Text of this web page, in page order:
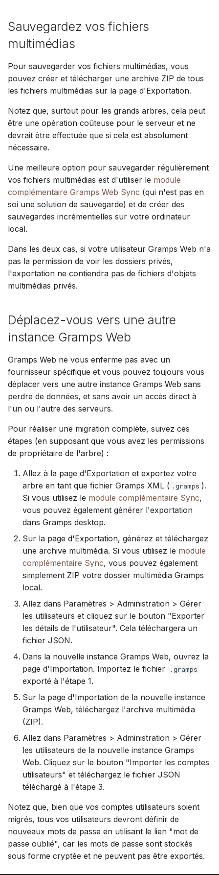
h
e
Sauvegardez vos fichiers
multimédias
Pour sauvegarder vos fichiers multimédias, vous
pouvez créer et télécharger une archive ZIP de tous
les fichiers multimédias sur la page d'Exportation.
Notez que, surtout pour les grands arbres, cela peut
être une opération coûteuse pour le serveur et ne
devrait être effectuée que si cela est absolument
nécessaire.
Une meilleure option pour sauvegarder régulièrement
vos fichiers multimédias est d'utiliser le module
complémentaire Gramps Web Sync (qui n'est pas en
soi une solution de sauvegarde) et de créer des
sauvegardes incrémentielles sur votre ordinateur
local.
Dans les deux cas, si votre utilisateur Gramps Web n'a
pas la permission de voir les dossiers privés,
l'exportation ne contiendra pas de fichiers d'objets
multimédias privés.
Déplacez-vous vers une autre
instance Gramps Web
Gramps Web ne vous enferme pas avec un
fournisseur spécifique et vous pouvez toujours vous
déplacer vers une autre instance Gramps Web sans
perdre de données, et sans avoir un accès direct à
l'un ou l'autre des serveurs.
Pour réaliser une migration complète, suivez ces
étapes (en supposant que vous avez les permissions
de propriétaire de l'arbre) :
Allez à la page d'Exportation et exportez votre
arbre en tant que fichier Gramps XML ( .gramps ).
Si vous utilisez le module complémentaire Sync,
vous pouvez également générer l'exportation
dans Gramps desktop.
Sur la page d'Exportation, générez et téléchargez
une archive multimédia. Si vous utilisez le module
complémentaire Sync, vous pouvez également
simplement ZIP votre dossier multimédia Gramps
local.
Allez dans Paramètres > Administration > Gérer
les utilisateurs et cliquez sur le bouton "Exporter
les détails de l'utilisateur". Cela téléchargera un
fichier JSON.
Dans la nouvelle instance Gramps Web, ouvrez la
page d'Importation. Importez le fichier
.gramps
exporté à l'étape 1.
Sur la page d'Importation de la nouvelle instance
Gramps Web, téléchargez l'archive multimédia
(ZIP).
Allez dans Paramètres > Administration > Gérer
les utilisateurs de la nouvelle instance Gramps
Web. Cliquez sur le bouton "Importer les comptes
utilisateurs" et téléchargez le fichier JSON
téléchargé à l'étape 3.
Notez que, bien que vos comptes utilisateurs soient
migrés, tous vos utilisateurs devront définir de
nouveaux mots de passe en utilisant le lien "mot de
passe oublié", car les mots de passe sont stockés
sous forme cryptée et ne peuvent pas être exportés.